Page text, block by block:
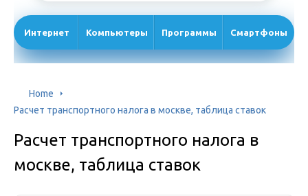
Интернет Компьютеры Программы Смартфоны
Home
Расчет транспортного налога в москве, таблица ставок
Расчет транспортного налога в
москве, таблица ставок